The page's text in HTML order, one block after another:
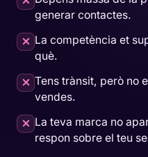
generar contactes.
La competència et
què.
Tens trànsit, però no
vendes.
La teva marca no
respon sobre el teu